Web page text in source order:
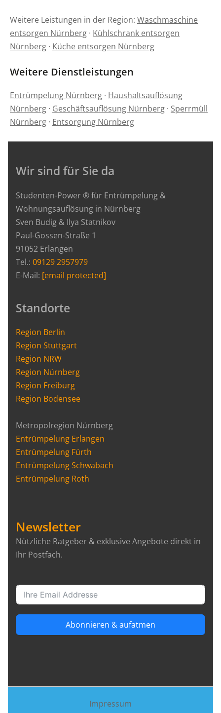
Weitere Leistungen in der Region: Waschmaschine
entsorgen Nürnberg · Kühlschrank entsorgen
Nürnberg · Küche entsorgen Nürnberg
Weitere Dienstleistungen
Entrümpelung Nürnberg · Haushaltsauflösung
Nürnberg · Geschäftsauflösung Nürnberg · Sperrmüll
Nürnberg · Entsorgung Nürnberg
Wir sind für Sie da
Studenten-Power ® für Entrümpelung &
Wohnungsauflösung in Nürnberg
Sven Budig & Ilya Statnikov
Paul-Gossen-Straße 1
91052 Erlangen
Tel.: 09129 2957979
E-Mail: [email protected]
Standorte
Region Berlin
Region Stuttgart
Region NRW
Region Nürnberg
Region Freiburg
Region Bodensee
Metropolregion Nürnberg
Entrümpelung Erlangen
Entrümpelung Fürth
Entrümpelung Schwabach
Entrümpelung Roth
Newsletter
Nützliche Ratgeber & exklusive Angebote direkt in
Ihr Postfach.
Abonnieren & aufatmen
Impressum